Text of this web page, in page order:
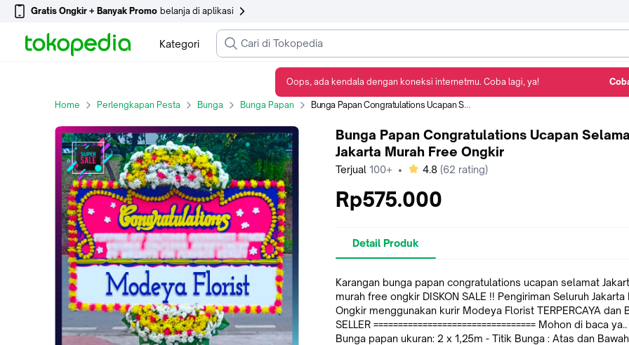
Gratis Ongkir + Banyak Promo belanja di aplikasi
Kategori
Home Perlengkapan Pesta Bunga Bunga Papan Bunga Papan Congratulations Ucapan Selamat Jakarta Murah Free Ongkir
Bunga Papan Congratulations Ucapan
Jakarta Murah Free Ongkir
Terjual 100+ • bintang
4.8 (62 rating)
Rp575.000
Detail Produk
Karangan bunga papan congratulations ucapan selamat
murah free ongkir DISKON SALE !! Pengiriman Seluruh Jakarta Free
Ongkir menggunakan kurir Modeya Florist TERPERCAYA dan BEST
SELLER ================================= Mohon di baca ya.. -
Bunga papan ukuran: 2 x 1,25m - Titik Bunga : Atas dan Bawah. -
Oops, ada kendala dengan koneksi internetmu. Coba lagi, ya!